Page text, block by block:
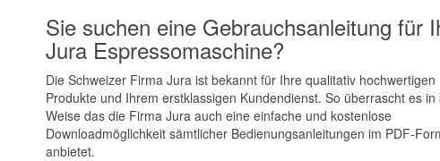
Sie suchen eine Gebrauchsanleitung für
Jura Espressomaschine?
Die Schweizer Firma Jura ist bekannt für Ihre qualitativ hochwertigen
Produkte und Ihrem erstklassigen Kundendienst. So überrascht es in
Weise das die Firma Jura auch eine einfache und kostenlose
Downloadmöglichkeit sämtlicher Bedienungsanleitungen im PDF-
anbietet.